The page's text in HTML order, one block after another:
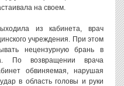
на своем.
из кабинета, врач
учреждения. При этом
нецензурную брань в
По возвращении врача
обвиняемая, нарушая
в область головы и руки